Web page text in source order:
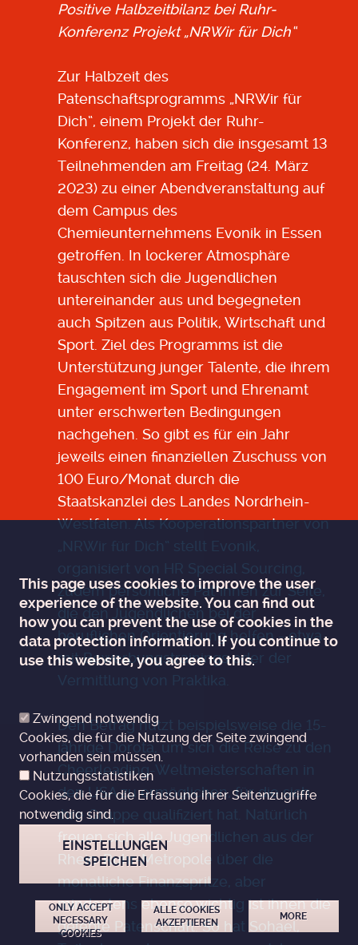
Positive Halbzeitbilanz bei Ruhr-
Konferenz Projekt „NRWir für Dich“
Zur Halbzeit des
Patenschaftsprogramms „NRWir für
Dich“, einem Projekt der Ruhr-
Konferenz, haben sich die insgesamt 13
Teilnehmenden am Freitag (24. März
2023) zu einer Abendveranstaltung auf
dem Campus des
Chemieunternehmens Evonik in Essen
getroffen. In lockerer Atmosphäre
tauschten sich die Jugendlichen
untereinander aus und begegneten
auch Spitzen aus Politik, Wirtschaft und
Sport. Ziel des Programms ist die
Unterstützung junger Talente, die ihrem
Engagement im Sport und Ehrenamt
unter erschwerten Bedingungen
nachgehen. So gibt es für ein Jahr
jeweils einen finanziellen Zuschuss von
100 Euro/Monat durch die
Staatskanzlei des Landes Nordrhein-
Westfalen. Als Kooperationspartner von
„NRWir für Dich“ stellt Evonik,
organisiert von HR Special Sourcing,
zudem persönliche Pat*innen zur Seite,
die den Jugendlichen bei der
beruflichen Orientierung helfen - etwa
mit Bewerbungstrainings oder der
Vermittlung von Praktika.
Den Betrag nutzt beispielsweise die 15-
jährige Dorota, um sich die Reise zu den
Cheerleading-Weltmeisterschaften in
den USA zu ermöglichen, für die sich
ihre Gruppe qualifiziert hat. Natürlich
freuen sich alle Jugendlichen aus der
Rhein-Ruhr-Metropole über die
monatliche Finanzspritze, aber
mindestens ebenso wichtig ist ihnen die
gelebte Patenschaft. So hat Sohael,
This page uses cookies to improve the user
experience of the website. You can find out
how you can prevent the use of cookies in the
data protection information. If you continue to
use this website, you agree to this.
Zwingend notwendig
Cookies, die für die Nutzung der Seite zwingend
vorhanden sein müssen.
Nutzungsstatistiken
Cookies, die für die Erfassung ihrer Seitenzugriffe
notwendig sind.
EINSTELLUNGEN
SPEICHEN
ONLY ACCEPT
NECESSARY
COOKIES
ALLE COOKIES
AKZEPTIEREN
MORE
ZUSTIMMUNG ZURÜCKZIEHEN